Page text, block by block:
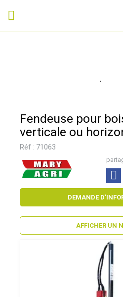
Fendeuse pour
verticale ou
Réf : 71063
DEMANDE
AFFICHER UN